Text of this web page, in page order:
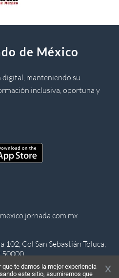
de México
digital, manteniendo su
inclusiva, oportuna y
102, Col San Sebastián Toluca,
50000
te damos la mejor experiencia
este sitio, asumiremos que